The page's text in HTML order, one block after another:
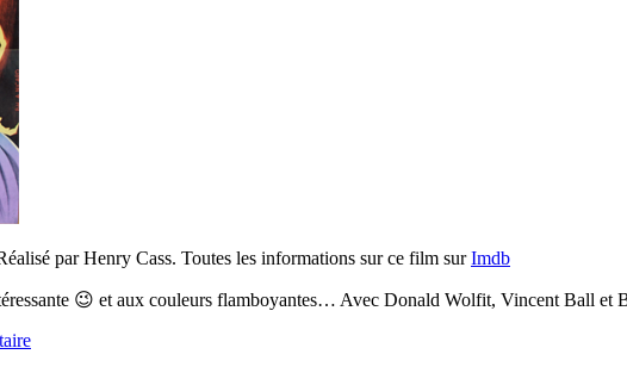
par Henry Cass. Toutes les informations sur ce film surImdb
😉 et aux couleurs flamboyantes… Avec Donald Wolfit, Vincent Ball et